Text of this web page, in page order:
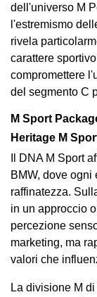
dell'universo M
l'estremismo
rivela
carattere
compromettere
del segmento C
M Sport
Heritage M
Il DNA M Sport
BMW, dove
raffinatezza.
in un approccio
percezione
marketing, ma
valori che
La divisione M